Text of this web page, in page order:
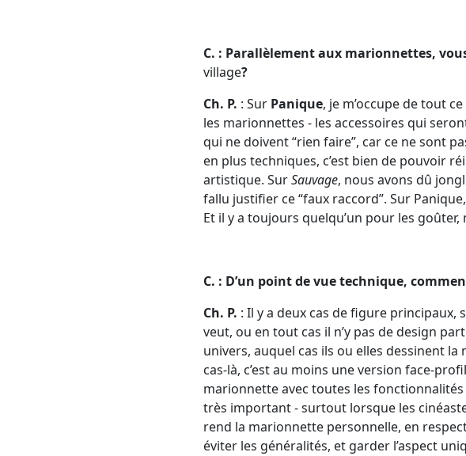
C. : Parallèlement aux marionnettes,
village?
Ch. P. : Sur Panique, je m’occupe de tout
les marionnettes - les accessoires qui
qui ne doivent “rien faire”, car ce ne sont
en plus techniques, c’est bien de pouvoir
artistique. SurSauvage, nous avons dû
fallu justifier ce “faux raccord”. Sur
Et il y a toujours quelqu’un pour les
C. : D’un point de vue technique,
Ch. P. : Il y a deux cas de figure principaux,
veut, ou en tout cas il n’y pas de design
univers, auquel cas ils ou elles dessinent
cas-là, c’est au moins une version face-
marionnette avec toutes les fonctionnalités
très important - surtout lorsque les
rend la marionnette personnelle, en
éviter les généralités, et garder l’aspect